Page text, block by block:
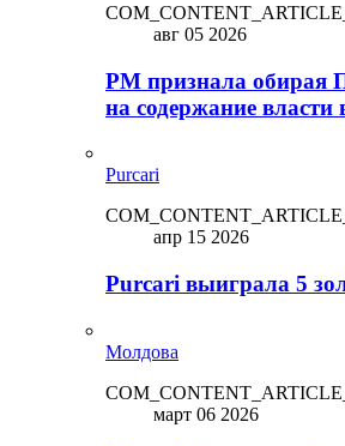
авг 05 2026
PM признала обирая
на содержание
Purcari
апр 15 2026
Purcari выиграла 5
Молдова
март 06 2026